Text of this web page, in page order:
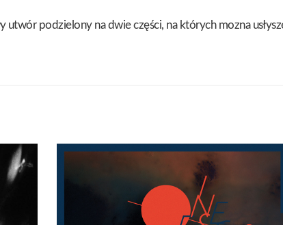
utwór podzielony na dwie części, na których mozna